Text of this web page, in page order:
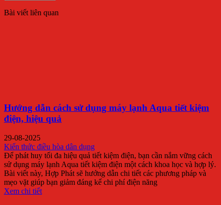
Bài viết liên quan
Hướng dẫn cách sử dụng máy lạnh Aqua tiết kiệm
điện, hiệu quả
29-08-2025
Kiến thức điều hòa dân dụng
Để phát huy tối đa hiệu quả tiết kiệm điện, bạn cần nắm vững cách
sử dụng máy lạnh Aqua tiết kiệm điện một cách khoa học và hợp lý.
Bài viết này, Hợp Phát sẽ hướng dẫn chi tiết các phương pháp và
mẹo vặt giúp bạn giảm đáng kể chi phí điện năng
Xem chi tiết